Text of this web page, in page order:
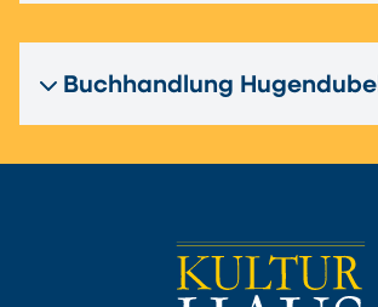
Buchhandlung Hugendubel